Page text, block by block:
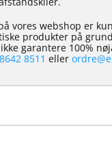
vores webshop er
produkter på
garantere 100%
8511 eller